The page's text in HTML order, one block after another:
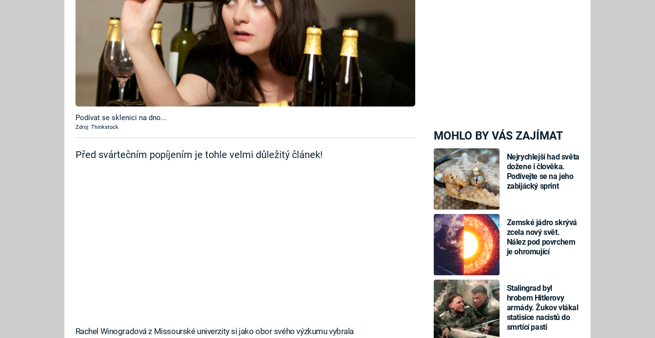
MOHLO BY VÁS ZAJÍMAT
Nejrychlejší had světa
dožene i člověka.
Podívejte se na jeho
zabijácký sprint
Zemské jádro skrývá
zcela nový svět.
Nález pod povrchem
je ohromující
Stalingrad byl
hrobem Hitlerovy
armády. Žukov vlákal
statisíce nacistů do
smrtící pasti
Podívat se sklenici na dno...
Zdroj: Thinkstock
Před svártečním popíjením je tohle velmi důležitý článek!
Rachel Winogradová z Missourské univerzity si jako obor svého výzkumu vybrala